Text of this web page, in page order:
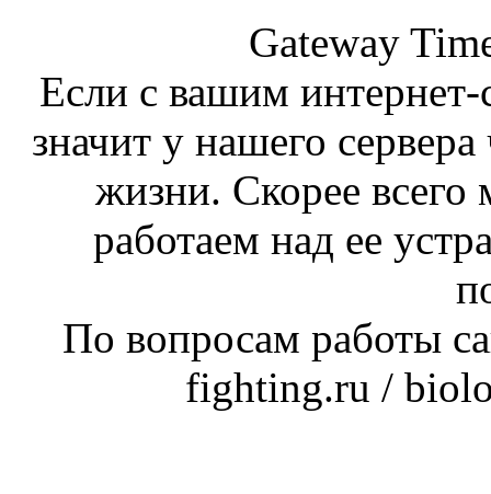
Gateway
Если с вашим интернет-
значит у нашего
жизни. Скорее
работаем над ее
По вопросам работы
fighting.ru /